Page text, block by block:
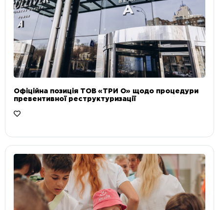
Офіційна позиція ТОВ «ТРИ О» щодо процедури
превентивної реструктуризації